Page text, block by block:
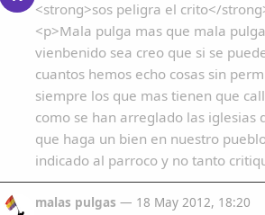
<strong>sos peligra el crito</
<p>Mala pulga mas que mala
vienbenido sea creo que si se
cuantos hemos echo cosas sin
siempre los que mas tienen que
como se han arreglado las iglesias
que haga un bien en nuestro
indicado al parroco y no tanto
malas pulgas — 18 May 2012, 18:20